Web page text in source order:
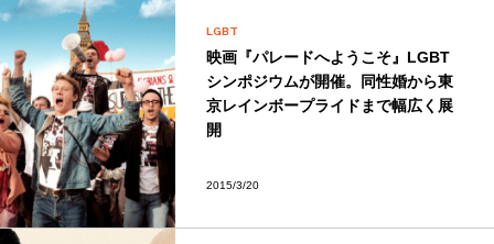
LGBT
映画『パレードへようこそ』LGBT
シンポジウムが開催。同性婚から東
京レインボープライドまで幅広く展
開
2015/3/20